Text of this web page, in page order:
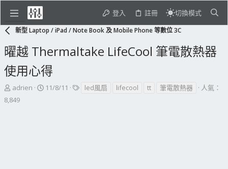
登入 註冊 切換模式
新型 Laptop / iPad / Note Book 及 Mobile Phone 等數位 3C
曜越 Thermaltake LifeCool 筆電散熱器
使用心得
主
題
adrien
開
11/8/11
標led風扇 lifecool tt 筆電散熱器
人氣：
8,849